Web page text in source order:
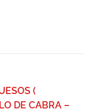
(
DE CABRA –